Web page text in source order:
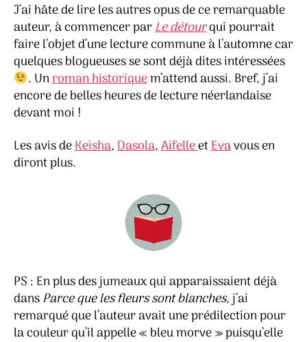
J’ai hâte de lire les autres opus de ce remarquable
auteur, à commencer parLe détourqui pourrait
faire l’objet d’une lecture commune à l’automne car
quelques blogueuses se sont déjà dites intéressées
. Unroman historiquem’attend aussi. Bref, j’ai
encore de belles heures de lecture néerlandaise
devant moi !
Les avis deKeisha,Dasola,AifelleetEvavous en
diront plus.
PS : En plus des jumeaux qui apparaissaient déjà
dans Parce que les fleurs sont blanches, j’ai
remarqué que l’auteur avait une prédilection pour
la couleur qu’il appelle « bleu morve » puisqu’elle